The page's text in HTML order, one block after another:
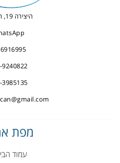
היצירה 19, רחובות
9240822
3985135
מפת
עמוד